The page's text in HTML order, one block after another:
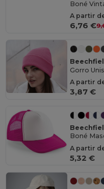
A partir
6,76 €
Gorro
A partir
3,87 €
Boné
A partir
5,32 €